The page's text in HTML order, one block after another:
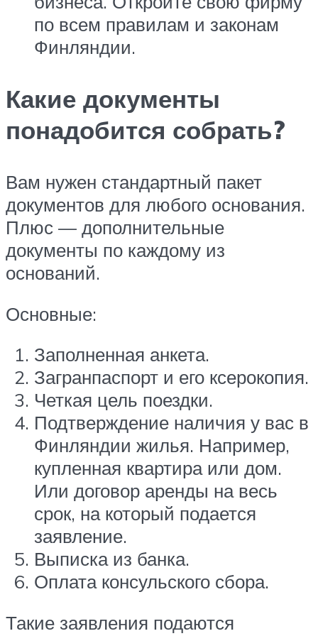
по всем правилам и законам
Финляндии.
Какие документы
понадобится собрать?
Вам нужен стандартный пакет
документов для любого основания.
Плюс — дополнительные
документы по каждому из
оснований.
Основные:
Заполненная анкета.
Загранпаспорт и его ксерокопия.
Четкая цель поездки.
Подтверждение наличия у вас в
Финляндии жилья. Например,
купленная квартира или дом.
Или договор аренды на весь
срок, на который подается
заявление.
Выписка из банка.
Оплата консульского сбора.
Такие заявления подаются